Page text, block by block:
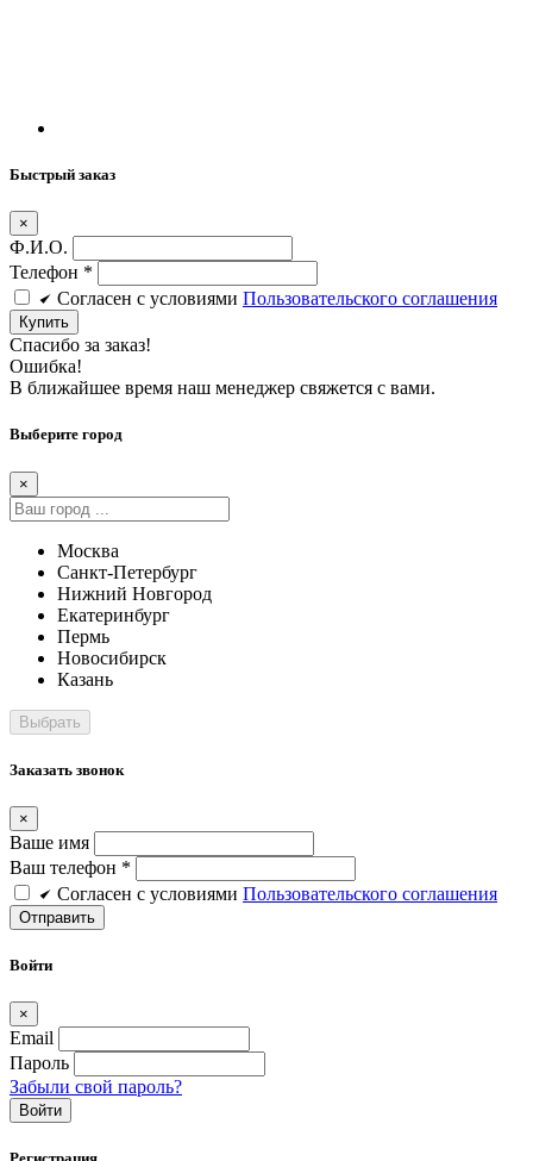
Быстрый заказ
×
Ф.И.О.
Телефон *
Cогласен c условиями Пользовательского соглашения
Купить
Спасибо за заказ!
Ошибка!
В ближайшее время наш менеджер свяжется с вами.
Выберите город
×
Москва
Санкт-Петербург
Нижний Новгород
Екатеринбург
Пермь
Новосибирск
Казань
Заказать звонок
×
Ваше имя
Ваш телефон *
Cогласен c условиями Пользовательского соглашения
Войти
×
Email
Пароль
Забыли свой пароль?
Войти